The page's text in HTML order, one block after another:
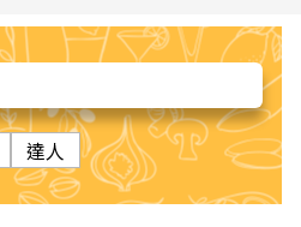
達人